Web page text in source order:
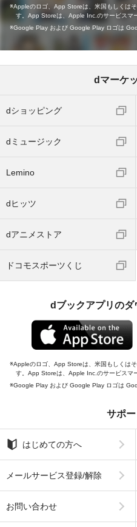
Appleのロゴ、App Storeは、米国もしくは
す。App Storeは、Apple Inc.のサービスマ
Google Play および Google Play ロゴは
dマーケ
dショッピング
dミュージック
Lemino
dヒッツ
dアニメストア
ドコモスポーツくじ
dブックアプリのダ
Appleのロゴ、App Storeは、米国もしくは
す。App Storeは、Apple Inc.のサービスマ
Google Play および Google Play ロゴは
サポ
はじめての方へ
メールサービス登録/解除
お問い合わせ